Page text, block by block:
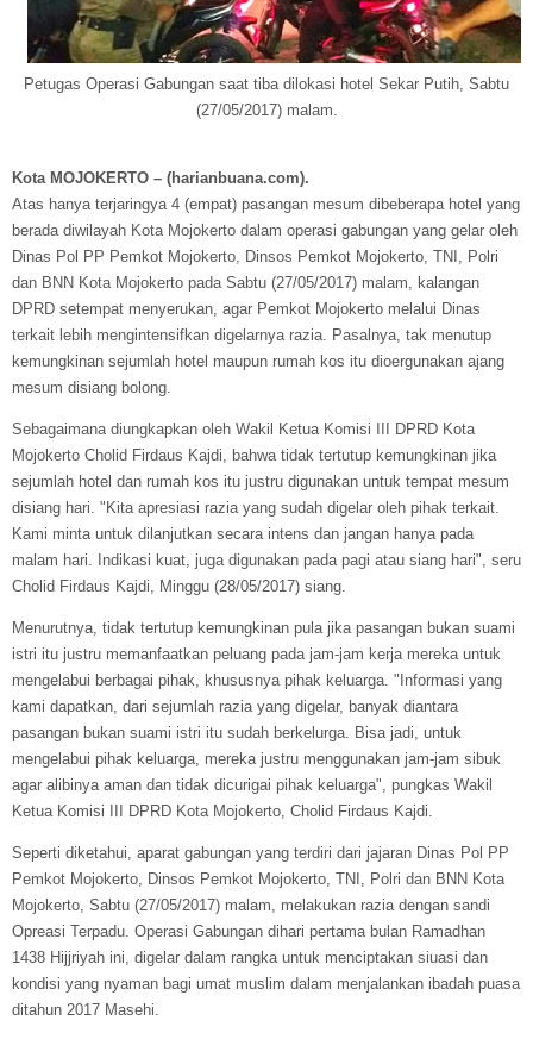
Petugas Operasi Gabungan saat tiba dilokasi hotel Sekar Putih, Sabtu
(27/05/2017) malam.
Kota MOJOKERTO – (harianbuana.com).
Atas hanya terjaringya 4 (empat) pasangan mesum dibeberapa hotel yang
berada diwilayah Kota Mojokerto dalam operasi gabungan yang gelar oleh
Dinas Pol PP Pemkot Mojokerto, Dinsos Pemkot Mojokerto, TNI, Polri
dan BNN Kota Mojokerto pada Sabtu (27/05/2017) malam, kalangan
DPRD setempat menyerukan, agar Pemkot Mojokerto melalui Dinas
terkait lebih mengintensifkan digelarnya razia. Pasalnya, tak menutup
kemungkinan sejumlah hotel maupun rumah kos itu dioergunakan ajang
mesum disiang bolong.
Sebagaimana diungkapkan oleh Wakil Ketua Komisi III DPRD Kota
Mojokerto Cholid Firdaus Kajdi, bahwa tidak tertutup kemungkinan jika
sejumlah hotel dan rumah kos itu justru digunakan untuk tempat mesum
disiang hari. "Kita apresiasi razia yang sudah digelar oleh pihak terkait.
Kami minta untuk dilanjutkan secara intens dan jangan hanya pada
malam hari. Indikasi kuat, juga digunakan pada pagi atau siang hari", seru
Cholid Firdaus Kajdi, Minggu (28/05/2017) siang.
Menurutnya, tidak tertutup kemungkinan pula jika pasangan bukan suami
istri itu justru memanfaatkan peluang pada jam-jam kerja mereka untuk
mengelabui berbagai pihak, khususnya pihak keluarga. "Informasi yang
kami dapatkan, dari sejumlah razia yang digelar, banyak diantara
pasangan bukan suami istri itu sudah berkelurga. Bisa jadi, untuk
mengelabui pihak keluarga, mereka justru menggunakan jam-jam sibuk
agar alibinya aman dan tidak dicurigai pihak keluarga", pungkas Wakil
Ketua Komisi III DPRD Kota Mojokerto, Cholid Firdaus Kajdi.
Seperti diketahui, aparat gabungan yang terdiri dari jajaran Dinas Pol PP
Pemkot Mojokerto, Dinsos Pemkot Mojokerto, TNI, Polri dan BNN Kota
Mojokerto, Sabtu (27/05/2017) malam, melakukan razia dengan sandi
Opreasi Terpadu. Operasi Gabungan dihari pertama bulan Ramadhan
1438 Hijjriyah ini, digelar dalam rangka untuk menciptakan siuasi dan
kondisi yang nyaman bagi umat muslim dalam menjalankan ibadah puasa
ditahun 2017 Masehi.